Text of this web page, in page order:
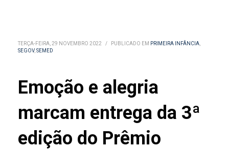
TERÇA-FEIRA, 29 NOVEMBRO 2022 / PUBLICADO EM PRIMEIRA INFÂNCIA,
SEGOV,SEMED
Emoção e alegria
marcam entrega da 3ª
edição do Prêmio